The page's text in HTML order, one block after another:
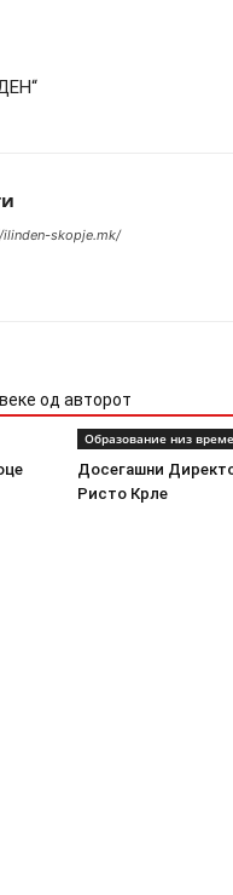
skopje.mk/
од авторот
Образование низ
Досегашни
Ристо Крле